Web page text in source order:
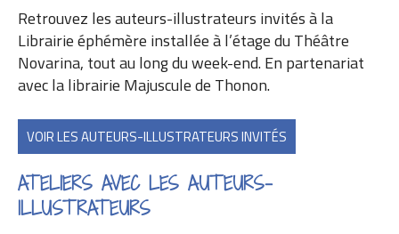
Retrouvez les auteurs-illustrateurs invités à la
Librairie éphémère installée à l’étage du Théâtre
Novarina, tout au long du week-end. En partenariat
avec la librairie Majuscule de Thonon.
VOIR LES AUTEURS-ILLUSTRATEURS INVITÉS
ATELIERS AVEC LES AUTEURS-
ILLUSTRATEURS